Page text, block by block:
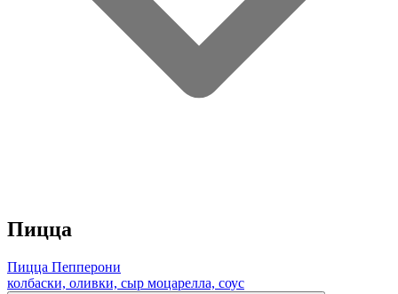
Пицца
Пицца Пепперони
колбаски, оливки, сыр моцарелла, соус